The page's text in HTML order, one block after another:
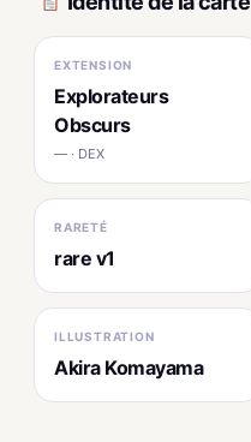
EXTENSION
Explorateurs
Obscurs
— · DEX
RARETÉ
rare v1
ILLUSTRATION
Akira Komayama